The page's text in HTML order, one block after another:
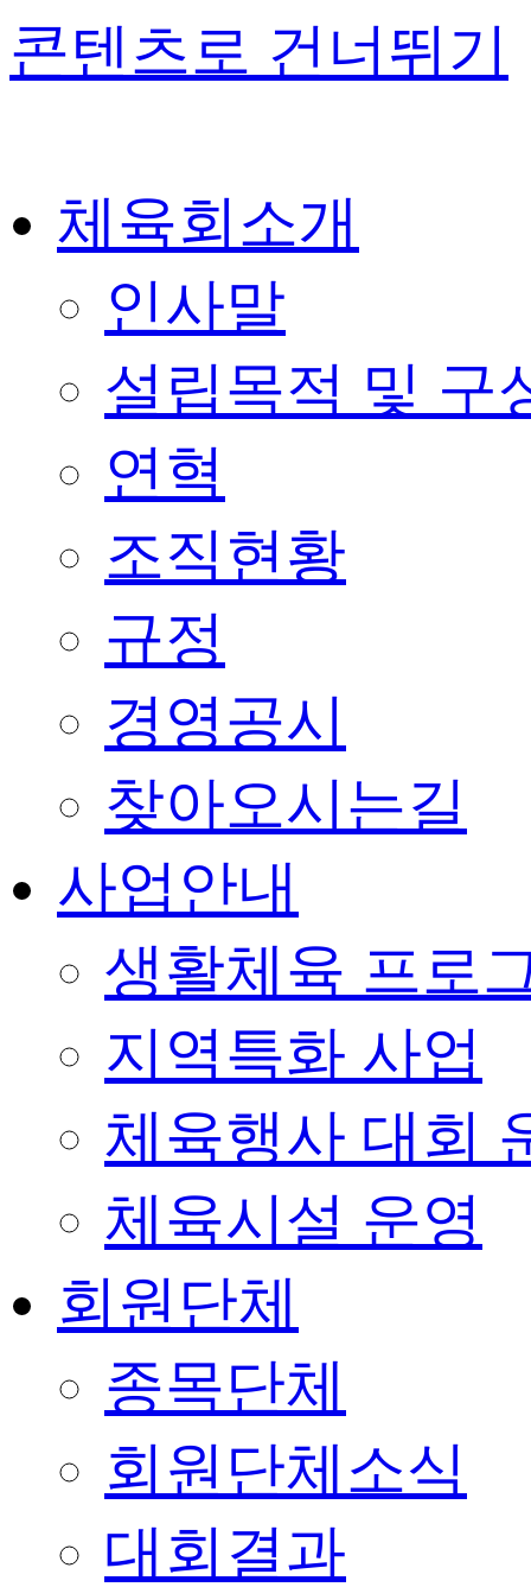
콘텐츠로 건너뛰기
체육회소개
인사말
설립목적 및 구
연혁
조직현황
규정
경영공시
찾아오시는길
사업안내
생활체육 프로
지역특화 사업
체육행사 대회
체육시설 운영
회원단체
종목단체
회원단체소식
대회결과